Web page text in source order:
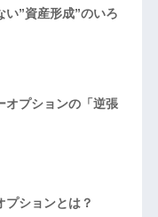
い”資産形成”のいろ
オプションの「逆張
プションとは？